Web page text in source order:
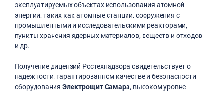
эксплуатируемых объектах использования атомной
энергии, таких как атомные станции, сооружения с
промышленными и исследовательскими реакторами,
пункты хранения ядерных материалов, веществ и отходов
и др.
Получение дицензий Ростехнадзора свидетельствует о
надежности, гарантированном качестве и безопасности
оборудования Электрощит Самара, высоком уровне